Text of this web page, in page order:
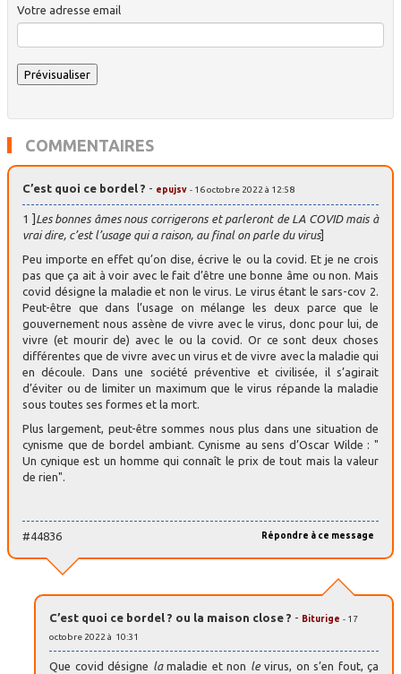
Votre adresse email
COMMENTAIRES
C’est quoi ce bordel ? - epujsv - 16 octobre 2022 à 12:58
1 ] Les bonnes âmes nous corrigerons et parleront de LA COVID mais à
vrai dire, c’est l’usage qui a raison, au final on parle du virus]
Peu importe en effet qu’on dise, écrive le ou la covid. Et je ne crois
pas que ça ait à voir avec le fait d’être une bonne âme ou non. Mais
covid désigne la maladie et non le virus. Le virus étant le sars-cov 2.
Peut-être que dans l’usage on mélange les deux parce que le
gouvernement nous assène de vivre avec le virus, donc pour lui, de
vivre (et mourir de) avec le ou la covid. Or ce sont deux choses
différentes que de vivre avec un virus et de vivre avec la maladie qui
en découle. Dans une société préventive et civilisée, il s’agirait
d’éviter ou de limiter un maximum que le virus répande la maladie
sous toutes ses formes et la mort.
Plus largement, peut-être sommes nous plus dans une situation de
cynisme que de bordel ambiant. Cynisme au sens d’Oscar Wilde : "
Un cynique est un homme qui connaît le prix de tout mais la valeur
de rien".
Répondre à ce message
#44836
C’est quoi ce bordel ? ou la maison close ? - Biturige - 17
octobre 2022 à 10:31
Que covid désigne lamaladie et non levirus, on s’en fout, ça